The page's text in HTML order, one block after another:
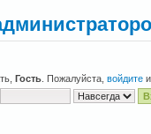
Гость. Пожалуйста, войдите